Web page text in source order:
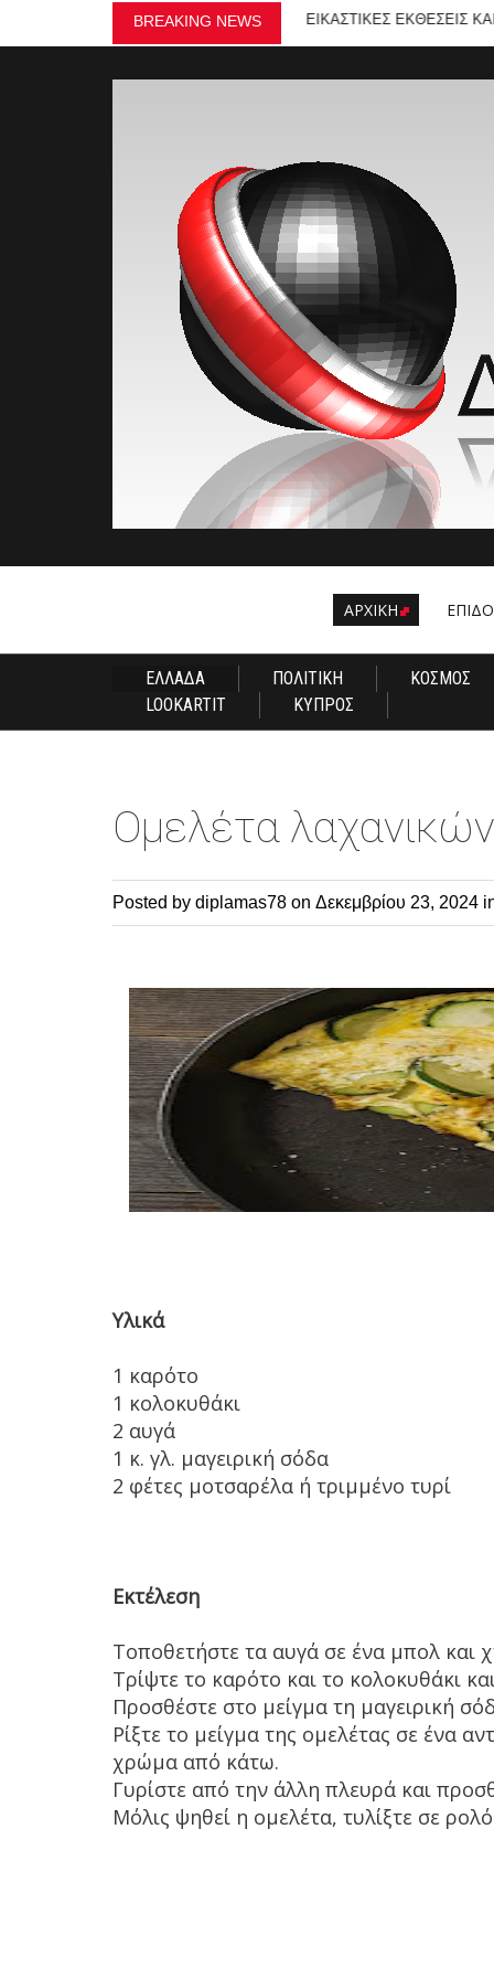
BREAKING NEWS
»ΕΙΚΑΣΤΙΚΕΣ ΕΚΘΕΣΕΙΣ ΚΑΙ
ΑΡΧΙΚΗ
ΕΛΛΑΔΑ ΠΟΛΙΤΙΚΗ
ΚΟΣΜΟΣ
LOOKARTIT
ΚΥΠΡΟΣ
Ομελέτα λαχανικών
Posted by diplamas78 on Δεκεμβρίου 23, 2024
Υλικά
1 καρότο
1 κολοκυθάκι
2 αυγά
1 κ. γλ. μαγειρική σόδα
2 φέτες μοτσαρέλα ή τριμμένο τυρί
Εκτέλεση
Τοποθετήστε τα αυγά σε ένα μπολ και
Τρίψτε το καρότο και το κολοκυθάκι
Προσθέστε στο μείγμα τη μαγειρική
Ρίξτε το μείγμα της ομελέτας σε ένα
χρώμα από κάτω.
Γυρίστε από την άλλη πλευρά και
Μόλις ψηθεί η ομελέτα, τυλίξτε σε